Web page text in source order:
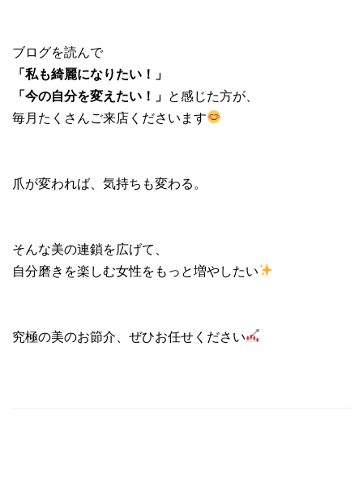
ブログを読んで
「私も綺麗になりたい！」
「今の自分を変えたい！」 と感じた方が、
毎月たくさんご来店くださいます
爪が変われば、気持ちも変わる。
そんな美の連鎖を広げて、
自分磨きを楽しむ女性をもっと増やしたい
究極の美のお節介、ぜひお任せください